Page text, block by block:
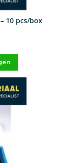
10 pcs/box